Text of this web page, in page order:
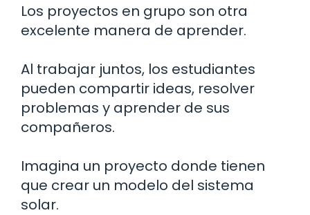
Los proyectos en grupo son otra
excelente manera de aprender.
Al trabajar juntos, los estudiantes
pueden compartir ideas, resolver
problemas y aprender de sus
compañeros.
Imagina un proyecto donde tienen
que crear un modelo del sistema
solar.